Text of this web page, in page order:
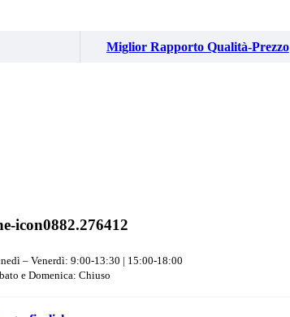
Miglior Rapporto Qualità-Prezzo
0882.276412
– Venerdì: 9:00-13:30 | 15:00-18:00
e Domenica: Chiuso